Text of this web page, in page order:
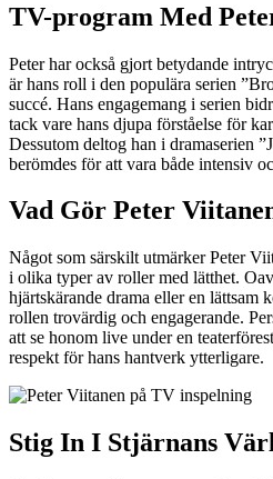
TV-program Med
Peter har också gjort betydande
är hans roll i den populära serien
succé. Hans engagemang i serien
tack vare hans djupa förståelse för
Dessutom deltog han i dramaserien
berömdes för att vara både intensiv
Vad Gör Peter
Något som särskilt utmärker Peter
i olika typer av roller med lätthet.
hjärtskärande drama eller en lättsam
rollen trovärdig och engagerande.
att se honom live under en
respekt för hans hantverk ytterligare.
Stig In I Stjärnans